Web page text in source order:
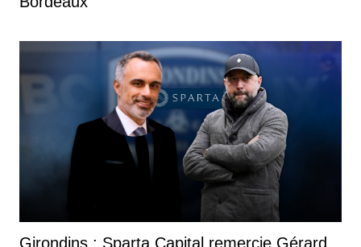
Girondins : Sparta Capital remercie Gérard